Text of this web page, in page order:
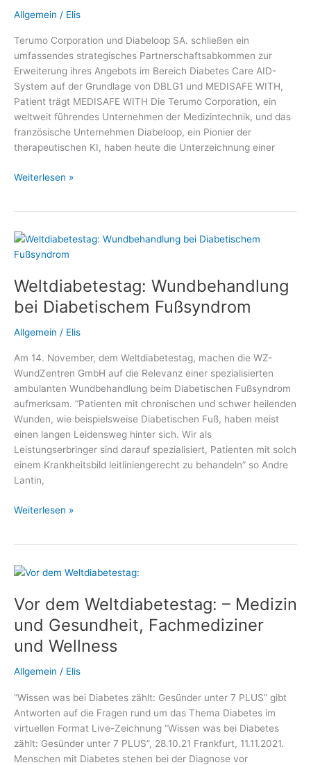
und
Allgemein / Elis
Terumo Corporation und Diabeloop SA. schließen ein
umfassendes strategisches Partnerschaftsabkommen zur
Erweiterung ihres Angebots im Bereich Diabetes Care AID-
System auf der Grundlage von DBLG1 und MEDISAFE WITH,
Patient trägt MEDISAFE WITH Die Terumo Corporation, ein
weltweit führendes Unternehmen der Medizintechnik, und das
französische Unternehmen Diabeloop, ein Pionier der
therapeutischen KI, haben heute die Unterzeichnung einer
Terumo
SA
Weiterlesen »
Weltdiabetestag: Wundbehandlung
bei Diabetischem Fußsyndrom
Allgemein / Elis
Am 14. November, dem Weltdiabetestag, machen die WZ-
WundZentren GmbH auf die Relevanz einer spezialisierten
ambulanten Wundbehandlung beim Diabetischen Fußsyndrom
aufmerksam. “Patienten mit chronischen und schwer heilenden
Wunden, wie beispielsweise Diabetischen Fuß, haben meist
einen langen Leidensweg hinter sich. Wir als
Leistungserbringer sind darauf spezialisiert, Patienten mit solch
einem Krankheitsbild leitliniengerecht zu behandeln” so Andre
Lantin,
Weltdiabetestag:
Fußsyndrom
Weiterlesen »
Vor dem Weltdiabetestag: – Medizin
und Gesundheit, Fachmediziner
und Wellness
Allgemein / Elis
“Wissen was bei Diabetes zählt: Gesünder unter 7 PLUS” gibt
Antworten auf die Fragen rund um das Thema Diabetes im
virtuellen Format Live-Zeichnung “Wissen was bei Diabetes
zählt: Gesünder unter 7 PLUS”, 28.10.21 Frankfurt, 11.11.2021.
Menschen mit Diabetes stehen bei der Diagnose vor